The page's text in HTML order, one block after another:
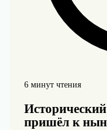
6 минут чтения
пришёл к